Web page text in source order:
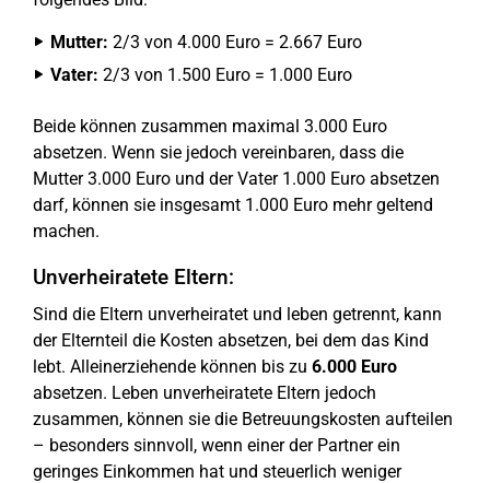
Mutter: 2/3 von 4.000 Euro = 2.667 Euro
Vater: 2/3 von 1.500 Euro = 1.000 Euro
Beide können zusammen maximal 3.000 Euro
absetzen. Wenn sie jedoch vereinbaren, dass die
Mutter 3.000 Euro und der Vater 1.000 Euro absetzen
darf, können sie insgesamt 1.000 Euro mehr geltend
machen.
Unverheiratete Eltern:
Sind die Eltern unverheiratet und leben getrennt, kann
der Elternteil die Kosten absetzen, bei dem das Kind
lebt. Alleinerziehende können bis zu 6.000 Euro
absetzen. Leben unverheiratete Eltern jedoch
zusammen, können sie die Betreuungskosten aufteilen
– besonders sinnvoll, wenn einer der Partner ein
geringes Einkommen hat und steuerlich weniger